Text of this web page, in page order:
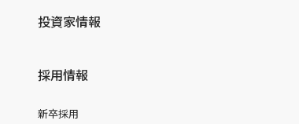
投資家情報
採用情報
新卒採用